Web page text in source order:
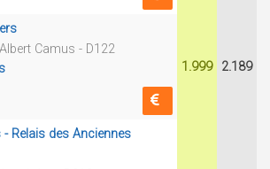
Camus - D122
1.999 2.189
Relais des Anciennes